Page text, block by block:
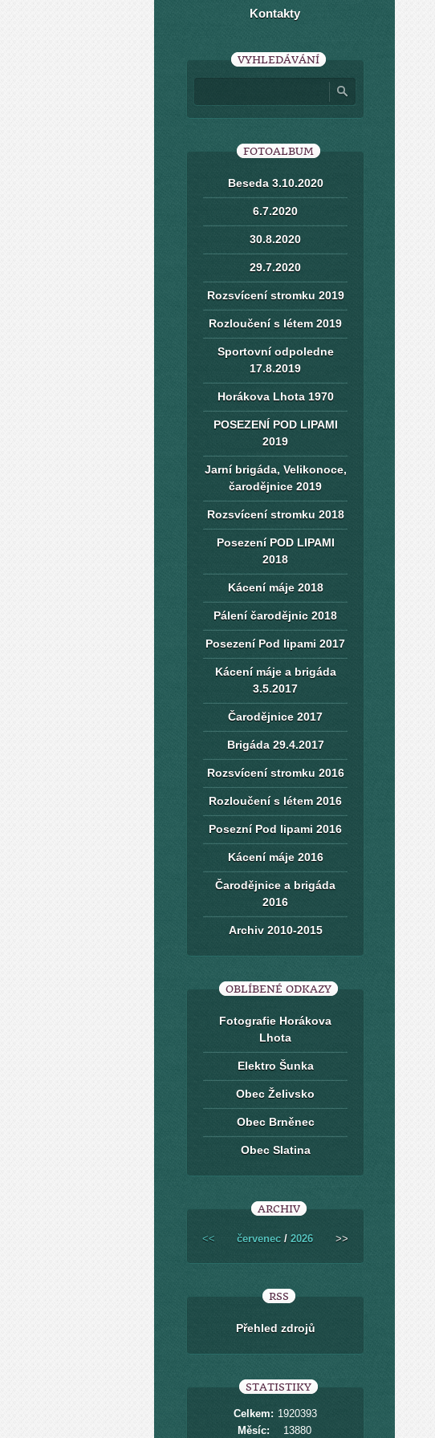
Kontakty
VYHLEDÁVÁNÍ
FOTOALBUM
Beseda 3.10.2020
6.7.2020
30.8.2020
29.7.2020
Rozsvícení stromku 2019
Rozloučení s létem 2019
Sportovní odpoledne
17.8.2019
Horákova Lhota 1970
POSEZENÍ POD LIPAMI
2019
Jarní brigáda, Velikonoce,
čarodějnice 2019
Rozsvícení stromku 2018
Posezení POD LIPAMI
2018
Kácení máje 2018
Pálení čarodějnic 2018
Posezení Pod lipami 2017
Kácení máje a brigáda
3.5.2017
Čarodějnice 2017
Brigáda 29.4.2017
Rozsvícení stromku 2016
Rozloučení s létem 2016
Posezní Pod lipami 2016
Kácení máje 2016
Čarodějnice a brigáda
2016
Archiv 2010-2015
OBLÍBENÉ ODKAZY
Fotografie Horákova
Lhota
Elektro Šunka
Obec Želivsko
Obec Brněnec
Obec Slatina
ARCHIV
<< červenec / 2026 >>
RSS
Přehled zdrojů
STATISTIKY
Celkem: 1920393
Měsíc:
13880